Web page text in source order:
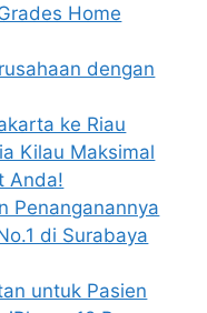
Home
dengan
ke Riau
Kilau Maksimal
Anda!
Penanganannya
di Surabaya
untuk Pasien